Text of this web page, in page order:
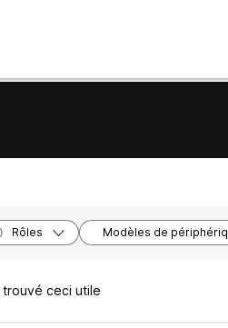
Rôles Modèles de
ceci utile